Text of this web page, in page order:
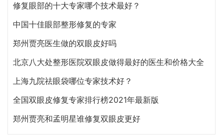
修复眼部的十大专家哪个技术最好？
中国十佳眼部整形修复的专家
郑州贾亮医生做的双眼皮好吗
北京八大处整形医院双眼皮做得最好的医生和价格大全
上海九院祛眼袋哪位专家技术好？
全国双眼皮修复专家排行榜2021年最新版
郑州贾亮和孟明星谁修复双眼皮更好